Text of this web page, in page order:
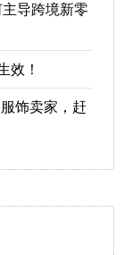
导跨境新零
效！
饰卖家，赶